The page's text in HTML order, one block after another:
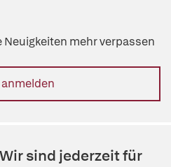
mehr verpassen
sind jederzeit für